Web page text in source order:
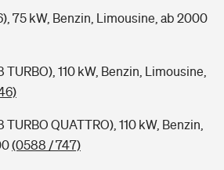
75 kW, Benzin, Limousine, ab 2000
TURBO), 110 kW, Benzin, Limousine,
QUATTRO), 110 kW, Benzin,
(0588 / 747)